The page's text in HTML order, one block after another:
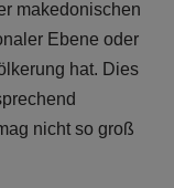
makedonischen
Ebene oder
hat. Dies
nicht so groß